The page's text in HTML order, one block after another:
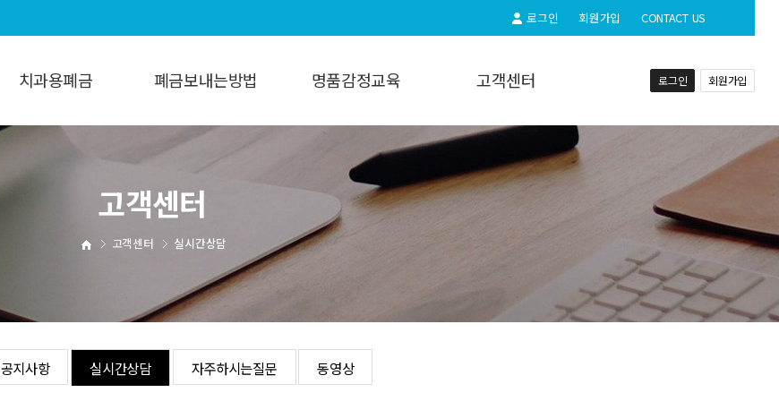
로그인 회원가입 CONTACT US
치과용폐금 폐금보내는방법 명품감정교육
명품감정교육
고객센터
실시간상담
자주하시는질문
동영상
로그인 회원가입
공지사항 실시간상담 자주하시는질문 동영상
고객센터 실시간상담
고객센터